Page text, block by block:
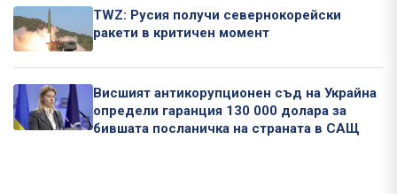
TWZ: Русия получи севернокорейски
ракети в критичен момент
Висшият антикорупционен съд на Украйна
определи гаранция 130 000 долара за
бившата посланичка на страната в САЩ